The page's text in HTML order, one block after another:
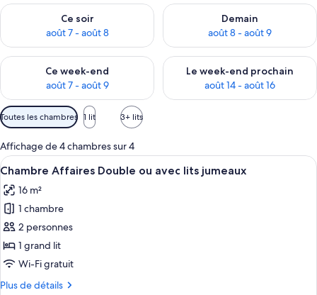
Ce soir
août 7 - août 8
Vérifier la disponibilité pour ce soir août 7 - août 8
Demain
août 8 - août 9
Vérifier la disponibilité pour
Ce week-end
août 7 - août 9
Vérifier la disponibilité pour ce week-end août 7 - août 9
Le week-end prochain
août 14 - août 16
Vérifier la disponibilité pour
Filtres
disponibles
pour
les
chambres
Toutes les chambres 1 lit 3+ lits
Affichage de 4 chambres sur 4
Afficher
toutes
les
photos
pour
ce
type
Une chambre à coucher
5
Chambre Affaires Double ou avec lits jumeaux
16 m²
1 chambre
2 personnes
1 grand lit
Wi-Fi gratuit
Plus de détails
Plus